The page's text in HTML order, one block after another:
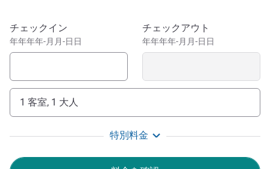
World Heritage site. Watch the amazing
Métamorph'eau'ses sound and light show. The hotel is
ideally located for exploring the battle sites of Marne,
the Grande Romanie golf course, 15 minutes away, as well
as geocaching and the Chalons en Champagne Reims
CCRB basketball club.
The hotel is located in a leafy and peaceful setting, 3.1
World Heritage Site).
このホテルを予約
チェックイン
年年年年-月月-日日
チェックアウト
年年年年-月月-日日
1 客室, 1 大人
特別料金